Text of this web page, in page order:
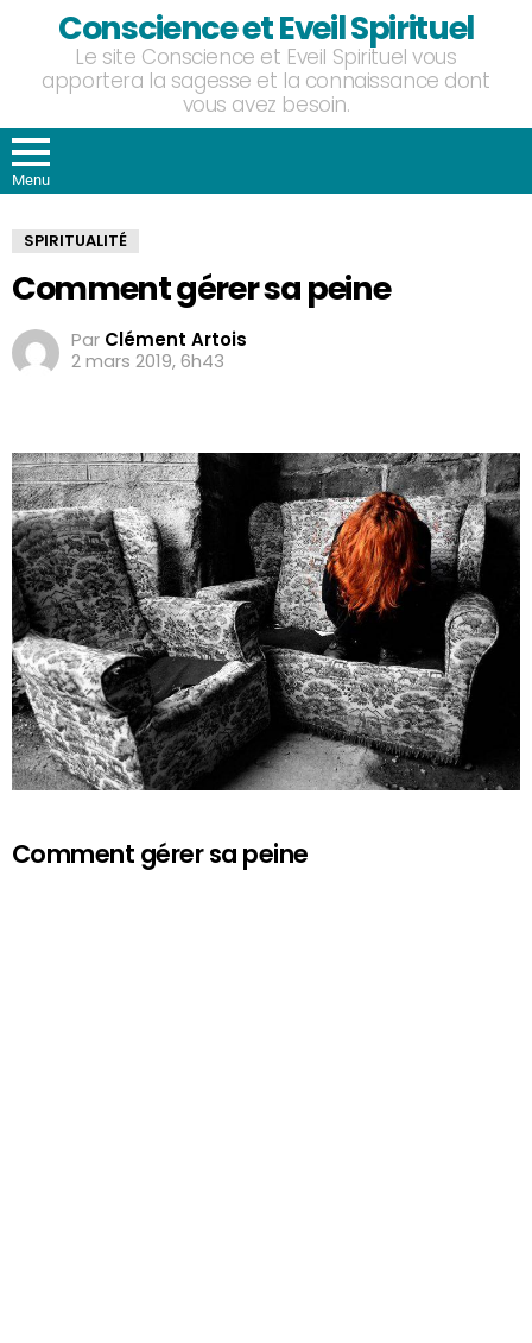
Conscience et Eveil Spirituel
Le site Conscience et Eveil Spirituel vous
apportera la sagesse et la connaissance dont
vous avez besoin.
Menu
SPIRITUALITÉ
Comment gérer sa peine
Par Clément Artois
2 mars 2019, 6h43
Comment gérer sa peine